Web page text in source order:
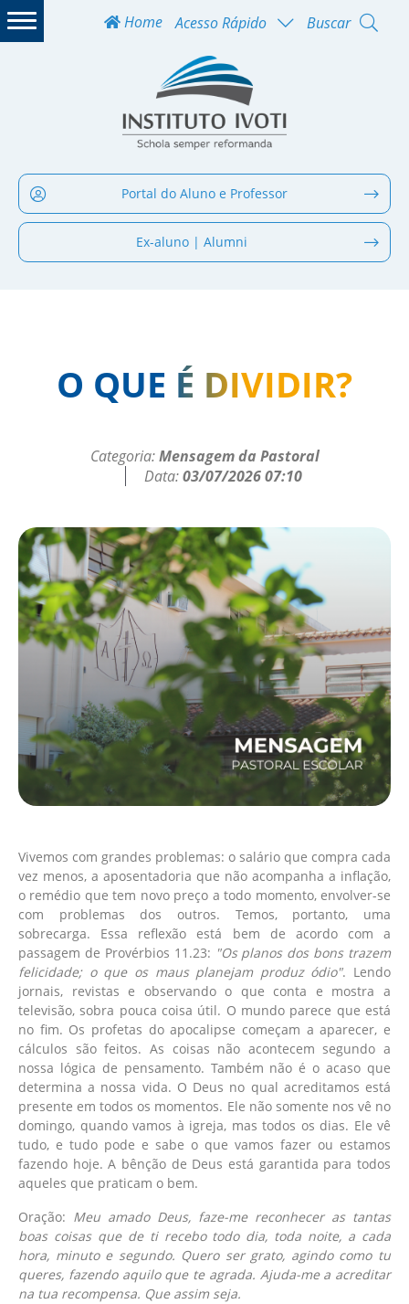
Home Acesso Rápido Buscar
Portal do Aluno e Professor
Ex-aluno | Alumni
O QUE É DIVIDIR?
Categoria:Mensagem da Pastoral
Data:03/07/2026 07:10
Vivemos com grandes problemas: o salário que compra cada
vez menos, a aposentadoria que não acompanha a inflação,
o remédio que tem novo preço a todo momento, envolver-se
com problemas dos outros. Temos, portanto, uma
sobrecarga. Essa reflexão está bem de acordo com a
passagem de Provérbios 11.23: "Os planos dos bons trazem
felicidade; o que os maus planejam produz ódio". Lendo
jornais, revistas e observando o que conta e mostra a
televisão, sobra pouca coisa útil. O mundo parece que está
no fim. Os profetas do apocalipse começam a aparecer, e
cálculos são feitos. As coisas não acontecem segundo a
nossa lógica de pensamento. Também não é o acaso que
determina a nossa vida. O Deus no qual acreditamos está
presente em todos os momentos. Ele não somente nos vê no
domingo, quando vamos à igreja, mas todos os dias. Ele vê
tudo, e tudo pode e sabe o que vamos fazer ou estamos
fazendo hoje. A bênção de Deus está garantida para todos
aqueles que praticam o bem.
Oração: Meu amado Deus, faze-me reconhecer as tantas
boas coisas que de ti recebo todo dia, toda noite, a cada
hora, minuto e segundo. Quero ser grato, agindo como tu
queres, fazendo aquilo que te agrada. Ajuda-me a acreditar
na tua recompensa. Que assim seja.